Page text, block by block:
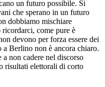
un futuro possibile. Si
che sperano in un futuro
dobbiamo mischiare
come pure è
devono per forza essere dei
Berlino non è ancora chiaro.
non cadere nel discorso
risultati elettorali di corto